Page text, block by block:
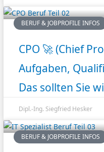
BERUF & JOBPROFILE INFOS
CPO 🚀 (Chief
Aufgaben,
Das sollten Sie
Dipl.-Ing. Siegfried Hesker
BERUF & JOBPROFILE INFOS